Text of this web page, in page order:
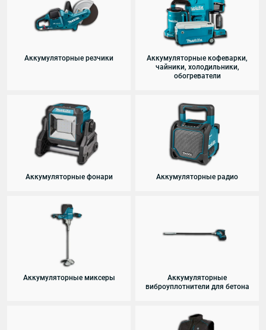
Аккумуляторные резчики
Аккумуляторные кофеварки,
чайники, холодильники,
обогреватели
Аккумуляторные фонари Аккумуляторные радио
Аккумуляторные миксеры
Аккумуляторные
виброуплотнители для бетона